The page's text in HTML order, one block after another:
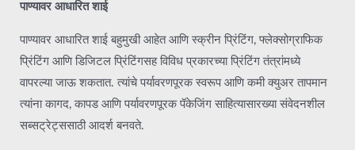
पाण्यावर आधारित शाई
पाण्यावर आधारित शाई बहुमुखी आहेत आणि स्क्रीन प्रिंटिंग, फ्लेक्सोग्राफिक
प्रिंटिंग आणि डिजिटल प्रिंटिंगसह विविध प्रकारच्या प्रिंटिंग तंत्रांमध्ये
वापरल्या जाऊ शकतात. त्यांचे पर्यावरणपूरक स्वरूप आणि कमी क्युअर तापमान
त्यांना कागद, कापड आणि पर्यावरणपूरक पॅकेजिंग साहित्यासारख्या संवेदनशील
सब्सट्रेट्ससाठी आदर्श बनवते.